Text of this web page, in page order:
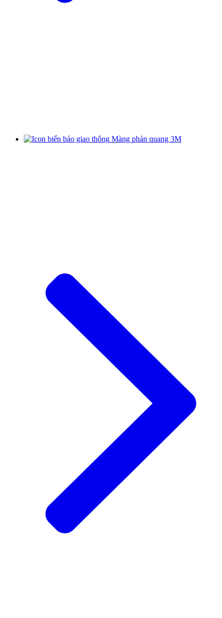
Màng phản quang 3M